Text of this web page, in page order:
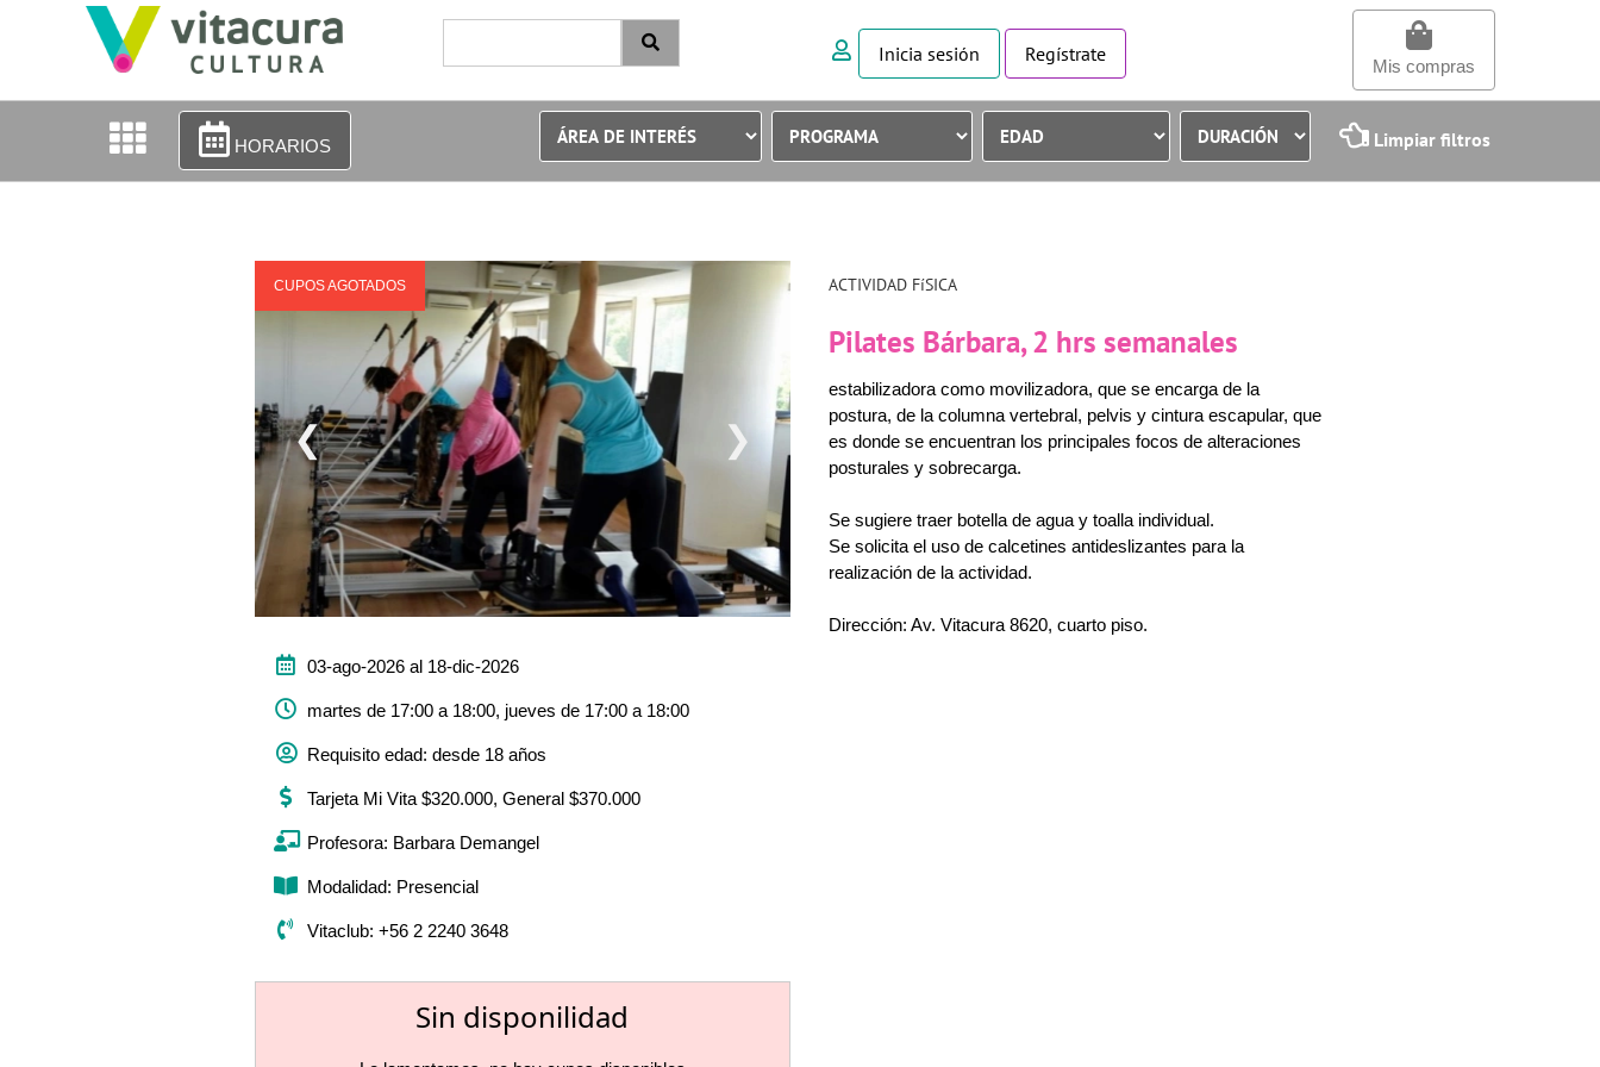
Inicia sesión Regístrate
Mis compras
HORARIOS Limpiar filtros
CUPOS AGOTADOS
❮ ❯
03-ago-2026 al 18-dic-2026
martes de 17:00 a 18:00, jueves de 17:00 a 18:00
Requisito edad: desde 18 años
Tarjeta Mi Vita $320.000, General $370.000
Profesora: Barbara Demangel
Modalidad: Presencial
Vitaclub: +56 2 2240 3648
Sin disponilidad
ACTIVIDAD FíSICA
Pilates Bárbara, 2 hrs semanales
estabilizadora como movilizadora, que se encarga de la
postura, de la columna vertebral, pelvis y cintura escapular, que
es donde se encuentran los principales focos de alteraciones
posturales y sobrecarga.
Se sugiere traer botella de agua y toalla individual.
Se solicita el uso de calcetines antideslizantes para la
realización de la actividad.
Dirección: Av. Vitacura 8620, cuarto piso.